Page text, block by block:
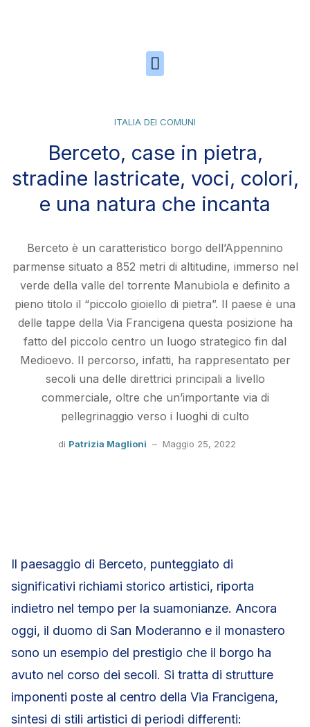
ITALIA DEI COMUNI
Berceto, case in pietra,
stradine lastricate, voci, colori,
e una natura che incanta
Berceto è un caratteristico borgo dell’Appennino
parmense situato a 852 metri di altitudine, immerso nel
verde della valle del torrente Manubiola e definito a
pieno titolo il “piccolo gioiello di pietra”. Il paese è una
delle tappe della Via Francigena questa posizione ha
fatto del piccolo centro un luogo strategico fin dal
Medioevo. Il percorso, infatti, ha rappresentato per
secoli una delle direttrici principali a livello
commerciale, oltre che un’importante via di
pellegrinaggio verso i luoghi di culto
di Patrizia Maglioni – Maggio 25, 2022
Il paesaggio di Berceto, punteggiato di
significativi richiami storico artistici, riporta
indietro nel tempo per la suamonianze. Ancora
oggi, il duomo di San Moderanno e il monastero
sono un esempio del prestigio che il borgo ha
avuto nel corso dei secoli. Si tratta di strutture
imponenti poste al centro della Via Francigena,
sintesi di stili artistici di periodi differenti: